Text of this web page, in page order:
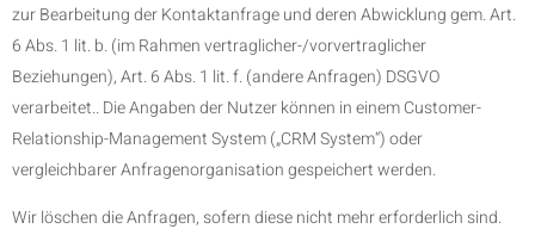
zur Bearbeitung der Kontaktanfrage und deren Abwicklung gem. Art.
6 Abs. 1 lit. b. (im Rahmen vertraglicher-/vorvertraglicher
Beziehungen), Art. 6 Abs. 1 lit. f. (andere Anfragen) DSGVO
verarbeitet.. Die Angaben der Nutzer können in einem Customer-
Relationship-Management System („CRM System“) oder
vergleichbarer Anfragenorganisation gespeichert werden.
Wir löschen die Anfragen, sofern diese nicht mehr erforderlich sind.